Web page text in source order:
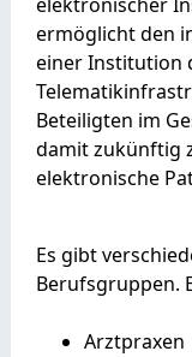
ermöglicht den
einer Institution
Beteiligten im
damit zukünftig
elektronische
Es gibt
Berufsgruppen.
Arztpraxen